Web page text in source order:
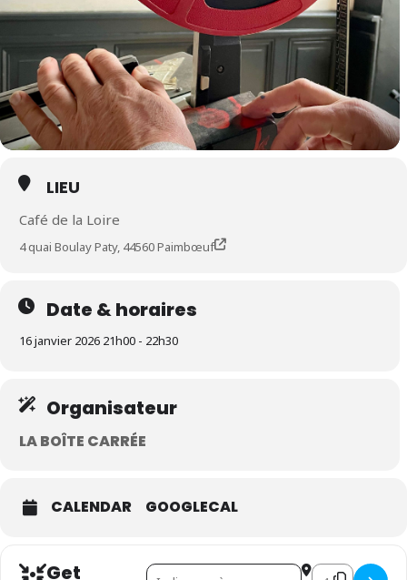
LIEU
Café de la Loire
4 quai Boulay Paty, 44560 Paimbœuf
Date & horaires
16 janvier 2026 21h00 - 22h30
Organisateur
LA BOÎTE CARRÉE
CALENDAR GOOGLECAL
Get Address - Projection musicale []Destination